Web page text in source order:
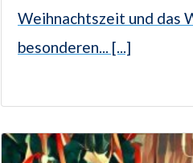
Weihnachtszeit und das
besonderen... [...]